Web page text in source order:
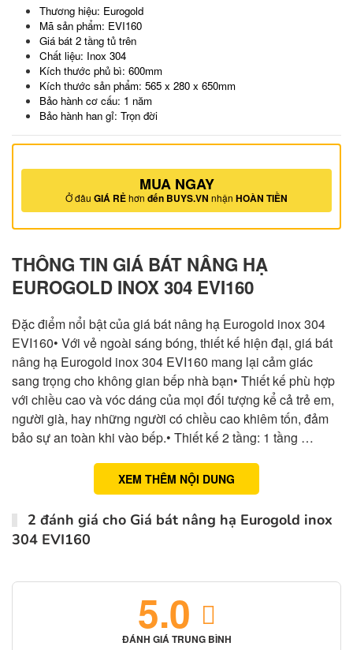
Thương hiệu: Eurogold
Mã sản phẩm: EVI160
Giá bát 2 tầng tủ trên
Chất liệu: Inox 304
Kích thước phủ bì: 600mm
Kích thước sản phẩm: 565 x 280 x 650mm
Bảo hành cơ cấu: 1 năm
Bảo hành han gỉ: Trọn đời
MUA NGAY
Ở đâu GIÁ RẺhơn đến BUYS.VN nhận HOÀN TIỀN
THÔNG TIN GIÁ BÁT NÂNG HẠ
EUROGOLD INOX 304 EVI160
Đặc điểm nổi bật của giá bát nâng hạ Eurogold inox 304
EVI160• Với vẻ ngoài sáng bóng, thiết kế hiện đại, giá bát
nâng hạ Eurogold inox 304 EVI160 mang lại cảm giác
sang trọng cho không gian bếp nhà bạn• Thiết kế phù hợp
với chiều cao và vóc dáng của mọi đối tượng kể cả trẻ em,
người già, hay những người có chiều cao khiêm tốn, đảm
bảo sự an toàn khi vào bếp.• Thiết kế 2 tầng: 1 tầng …
XEM THÊM NỘI DUNG
2 đánh giá cho Giá bát nâng hạ Eurogold inox
304 EVI160
5.0
ĐÁNH GIÁ TRUNG BÌNH